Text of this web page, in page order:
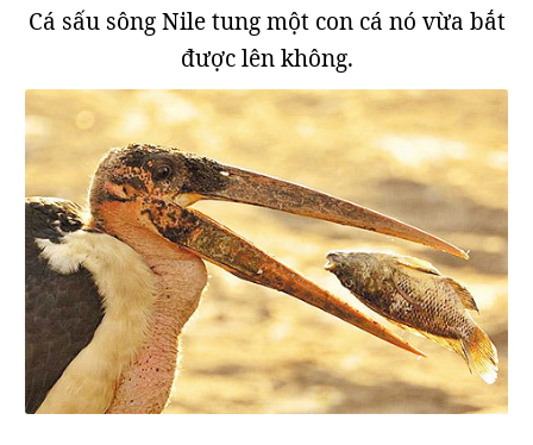
Cá sấu sông Nile tung một con cá nó vừa bắt
được lên không.